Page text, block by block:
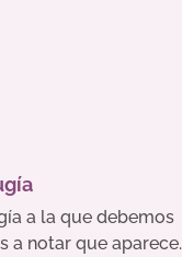
a la que debemos
a notar que aparece.